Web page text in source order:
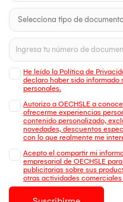
He leído la Política de
declaro haber sido informado
personales.
Autorizo a OECHSLE a
ofrecerme experiencias
contenido personalizado,
novedades, descuentos
con lo que realmente me
Acepto el compartir mi
empresarial de OECHSLE
publicitarias sobre sus
otras actividades comerciales